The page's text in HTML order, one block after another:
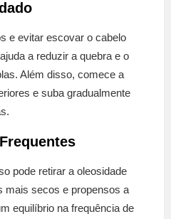
e evitar escovar o cabelo
a reduzir a quebra e o
Além disso, comece a
e suba gradualmente
pode retirar a oleosidade
mais secos e propensos a
equilíbrio na frequência de